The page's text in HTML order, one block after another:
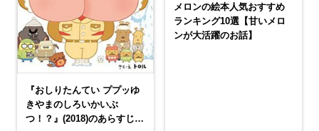
『おしりたんてい ププッゆ
きやまのしろいかいぶ
つ！？』(2018)のあらすじ・
メロンの絵本人気おすすめ
ランキング10選【甘いメロ
ンが大活躍のお話】